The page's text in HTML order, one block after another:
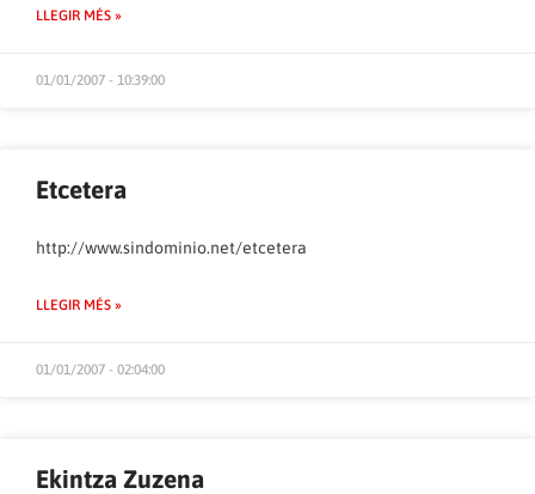
LLEGIR MÉS »
01/01/2007 - 10:39:00
Etcetera
http://www.sindominio.net/etcetera
LLEGIR MÉS »
01/01/2007 - 02:04:00
Ekintza Zuzena